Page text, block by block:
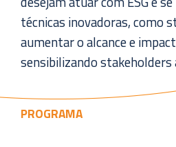
técnicas inovadoras, como
aumentar o alcance e
sensibilizando stakeholders
PROGRAMA